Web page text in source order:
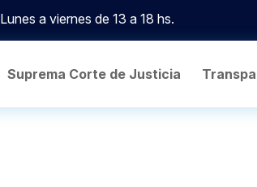
Lunes a viernes de 13 a 18 hs.
Suprema Corte de Justicia